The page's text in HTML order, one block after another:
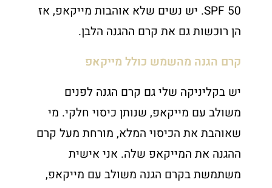
50 SPF. יש נשים שלא אוהבות מייקאפ, אז
הן רוכשות גם את קרם ההגנה הלבן.
קרם הגנה מהשמש כולל מייקאפ
יש בקליניקה שלי גם קרם הגנה לפנים
משולב עם מייקאפ, שנותן כיסוי חלקי. מי
שאוהבת את הכיסוי המלא, מורחת מעל קרם
ההגנה את המייקאפ שלה. אני אישית
משתמשת בקרם הגנה משולב עם מייקאפ,